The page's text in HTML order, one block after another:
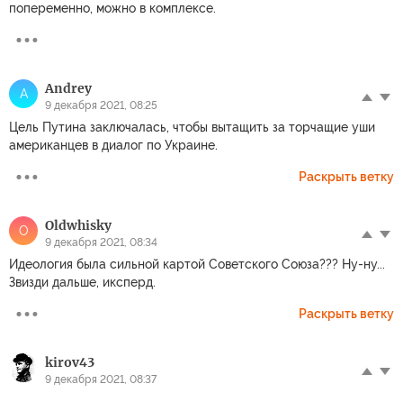
попеременно, можно в комплексе.
A Andrey
9 декабря 2021, 08:25
Цель Путина заключалась, чтобы вытащить за торчащие уши
американцев в диалог по Украине.
Раскрыть ветку
O Oldwhisky
9 декабря 2021, 08:34
Идеология была сильной картой Советского Союза??? Ну-ну...
Звизди дальше, иксперд.
Раскрыть ветку
kirov43
9 декабря 2021, 08:37